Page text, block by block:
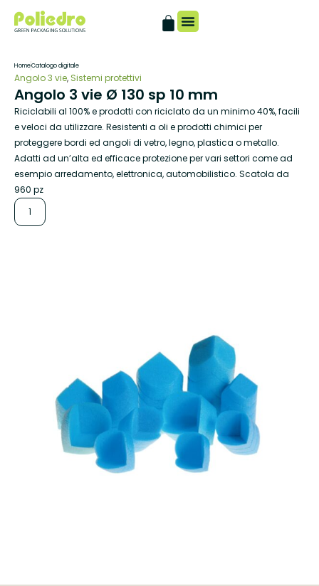
HomeCatalogo digitale
Angolo 3 vie, Sistemi protettivi
Angolo 3 vie Ø 130 sp 10 mm
Riciclabili al 100% e prodotti con riciclato da un minimo 40%, facili
e veloci da utilizzare. Resistenti a oli e prodotti chimici per
proteggere bordi ed angoli di vetro, legno, plastica o metallo.
Adatti ad un’alta ed efficace protezione per vari settori come ad
esempio arredamento, elettronica, automobilistico. Scatola da
960 pz